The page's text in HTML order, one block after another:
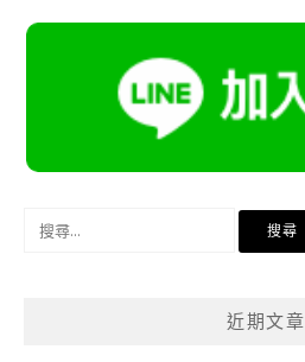
近期文章